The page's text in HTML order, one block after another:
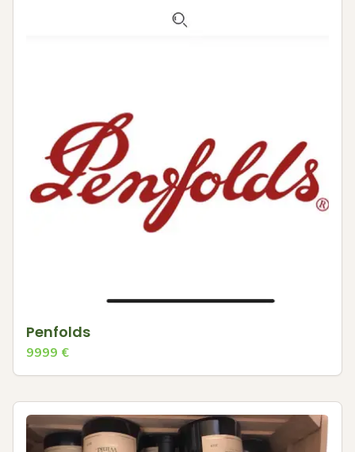
Penfolds
9999 €